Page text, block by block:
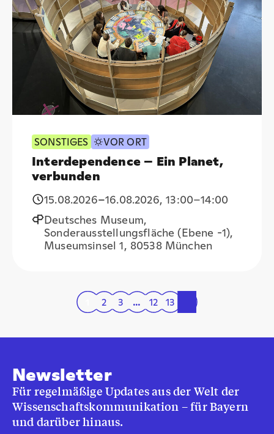
SONSTIGES VOR ORT
Interdependence – Ein Planet,
verbunden
15.08.2026–16.08.2026,13:00–14:00
Deutsches Museum,
Sonderausstellungsfläche (Ebene -1),
Museumsinsel 1, 80538 München
2 3 … 12 13
Newsletter
Für regelmäßige Updates aus der Welt der
Wissenschaftskommunikation – für Bayern
und darüber hinaus.